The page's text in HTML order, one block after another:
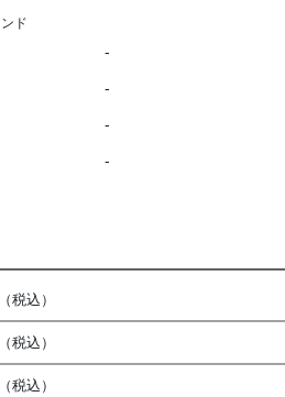
ド
-
-
-
-
税込）
税込）
税込）